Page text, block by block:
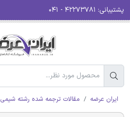
پشتیبانی:
ایران عرضه مقالات ترجمه شده رشته شیمی